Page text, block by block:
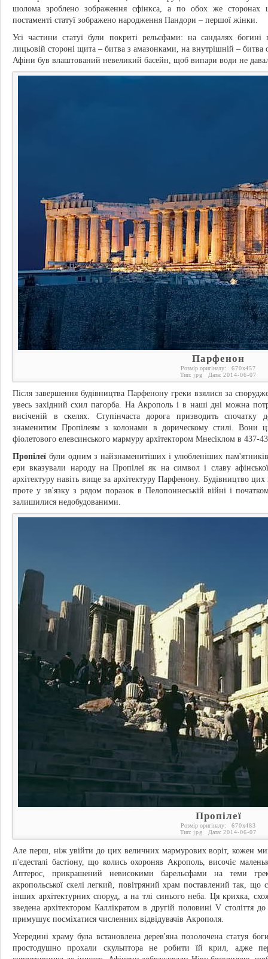
шолома зроблено зображення сфінкса, а по обох же сторонах
постаменті статуї зображено народження Пандори – першої жінки.
Усі частини статуї були покриті рельєфами: на сандалях
лицьовій стороні щита – битва з амазонками, на внутрішній – битва
Афіни був влаштований невеликий басейн, щоб випари води не
Парфенон
Розмір оригіналу: 670x457
Тип: jpg Дата: 2014-06-07
Після завершення будівництва Парфенону греки взялися за
увесь західний схил пагорба. На Акрополь і в наші дні можна
висіченій в скелях. Ступінчаста дорога призводить спочатку
знаменитим Пропілеям з колонами в дорическому стилі. Вони
фіолетового елевсинського мармуру архітектором Мнесіклом в 437-
Пропілеї були одним з найзнаменитіших і улюбленіших
ери вказували народу на Пропілеї як на символ і славу
архітектуру навіть вище за архітектуру Парфенону. Будівництво
проте у зв'язку з рядом поразок в Пелопоннеській війні і
залишилися недобудованими.
Пропілеї
Розмір оригіналу: 670x483
Тип: jpg Дата: 2014-06-07
Але перш, ніж увійти до цих величних мармурових воріт, кожен
п'єдесталі бастіону, що колись охороняв Акрополь, височіє
Аптерос, прикрашений невисокими барельєфами на теми
акропольської скелі легкий, повітряний храм поставлений так, що
інших архітектурних споруд, а на тлі синього неба. Ця крихка,
зведена архітектором Каллікратом в другій половині V століття
примушує посміхатися численних відвідувачів Акрополя.
Усередині храму була встановлена дерев'яна позолочена статуя
простодушно прохали скульптора не робити їй крил, адже